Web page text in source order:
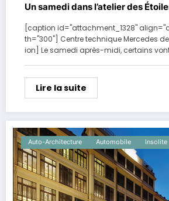
Un samedi dans l’atelier des
[caption id="attachment_1328"
th="300"] Centre technique Mercedes
ion] Le samedi après-midi, certains
Lire la suite
Auto-Architecture Automobile Insolite